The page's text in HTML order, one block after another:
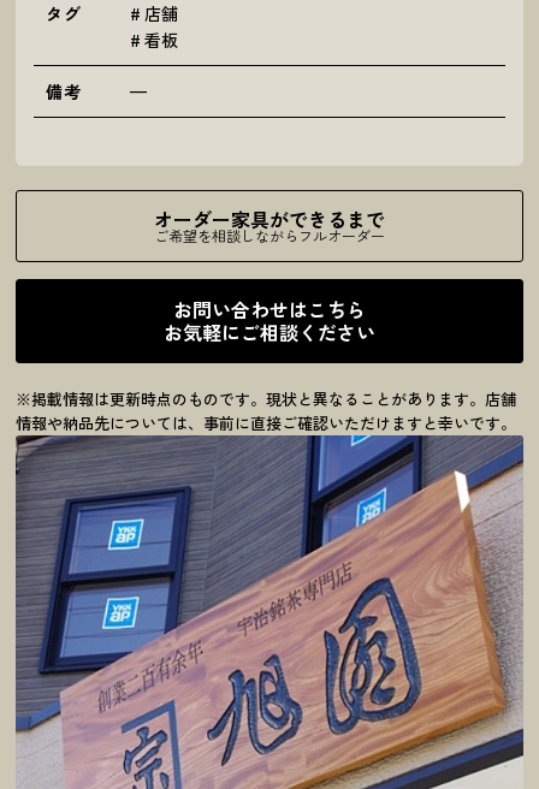
タグ
店舗
看板
備考 —
オーダー家具ができるまで
ご希望を相談しながらフルオーダー
お問い合わせはこちら
お気軽にご相談ください
※掲載情報は更新時点のものです。現状と異なることがあります。店舗
情報や納品先については、事前に直接ご確認いただけますと幸いです。